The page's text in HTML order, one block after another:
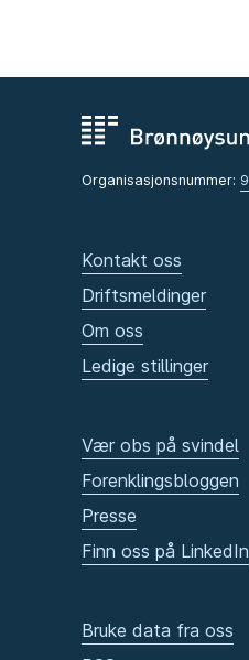
Organisasjonsnummer:
Kontakt oss
Driftsmeldinger
Om oss
Ledige stillinger
Vær obs på svindel
Forenklingsbloggen
Presse
Finn oss på LinkedIn
Bruke data fra oss